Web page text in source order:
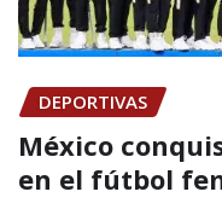
DEPORTIVAS
México
en el fútbol